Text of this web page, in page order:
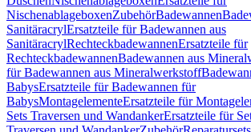
NischenablageboxenZubehörBadewannen
SanitäracrylErsatzteile für Badewannen aus
SanitäracrylRechteckbadewannenErsatzteile für
RechteckbadewannenBadewannen aus
für Badewannen aus Mineralwerkstoff
BabysErsatzteile für Badewannen für
BabysMontagelementeErsatzteile für
Sets Traversen und WandankerErsatzteile für